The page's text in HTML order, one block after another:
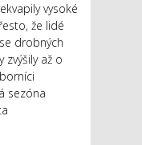
vysoké
že lidé
drobných
zvýšily až o
sezóna